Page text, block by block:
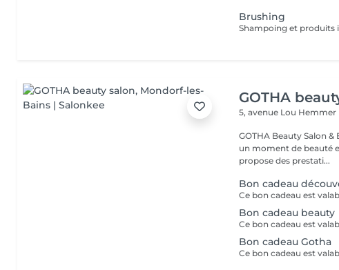
Brushing
GOTHA
5, avenue Lou Hemmer
GOTHA Beauty Salon &
un moment de beauté
propose des prestati...
Bon cadeau
Bon cadeau beauty
Bon cadeau Gotha